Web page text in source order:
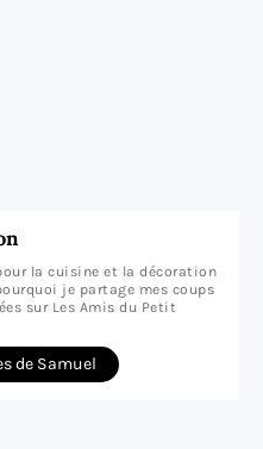
la cuisine et la décoration
je partage mes coups
sur Les Amis du Petit
de Samuel